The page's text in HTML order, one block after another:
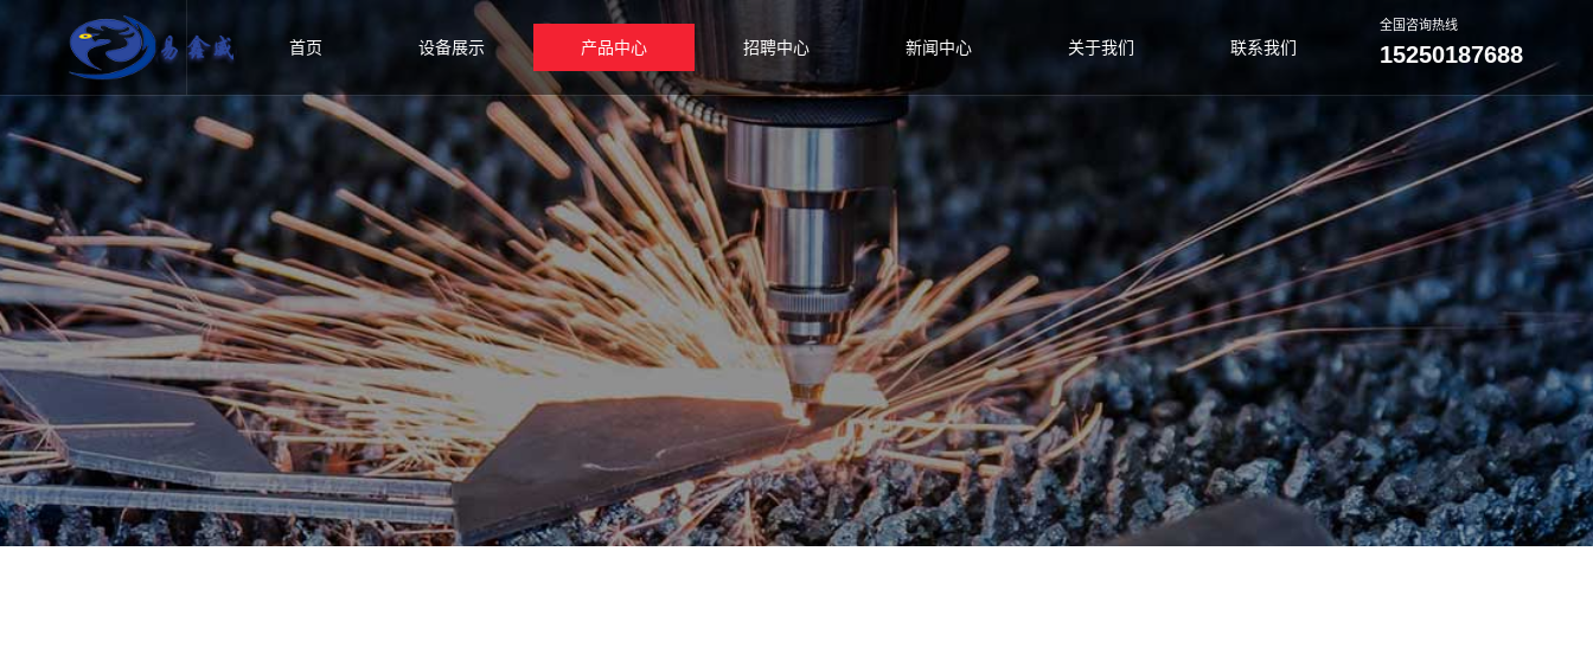
全国咨询热线
15250187688
首页 设备展示 产品中心 招聘中心 新闻中心 关于我们 联系我们